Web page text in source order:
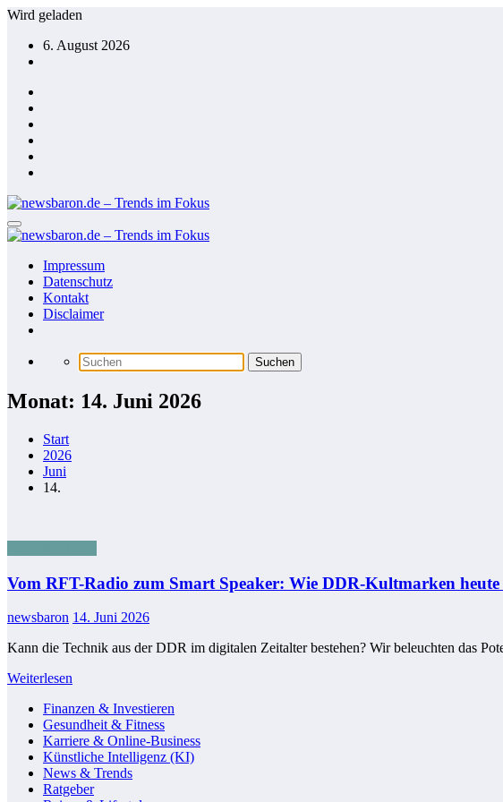
Zum
springen
Wird geladen
6. August 2026
Impressum
Datenschutz
Kontakt
Disclaimer
Monat: 14. Juni 2026
Start
2026
Juni
14.
Vom RFT-Radio zum Smart Speaker: Wie DDR-Kultmarken
newsbaron 14. Juni 2026
Kann die Technik aus der DDR im digitalen Zeitalter bestehen? Wir beleuchten das
Weiterlesen
Finanzen & Investieren
Gesundheit & Fitness
Karriere & Online-Business
Künstliche Intelligenz (KI)
News & Trends
Ratgeber